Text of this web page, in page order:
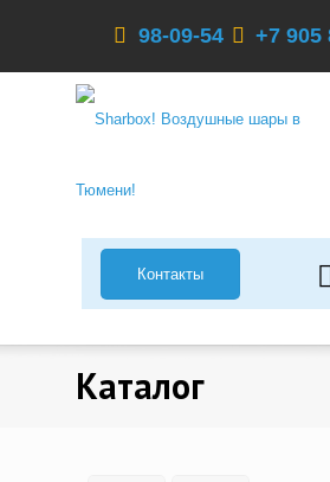
98-09-54 +7 905
Контакты
Каталог